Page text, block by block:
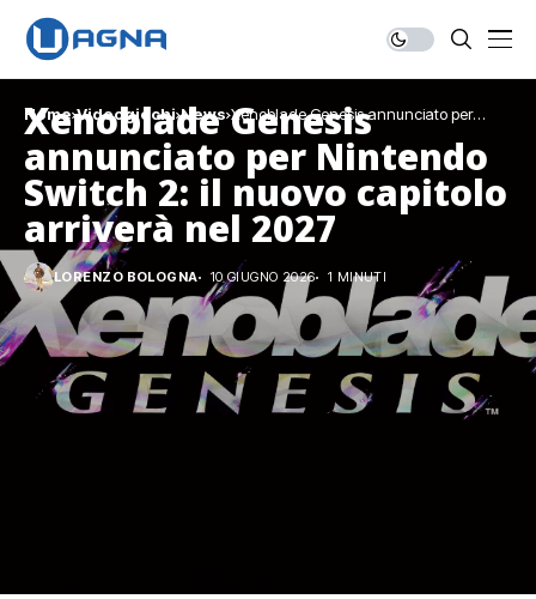
Home Videogiochi News Xenoblade Genesis annunciato per
Nintendo Switch 2: il nuovo capitolo arriverà
nel 2027
Xenoblade Genesis
annunciato per Nintendo
Switch 2: il nuovo capitolo
arriverà nel 2027
LORENZO BOLOGNA 10 GIUGNO 2026 1 MINUTI